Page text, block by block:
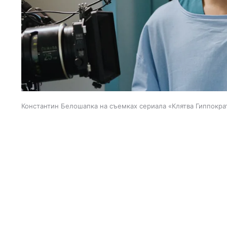
Константин Белошапка на съемках сериала «Клятва